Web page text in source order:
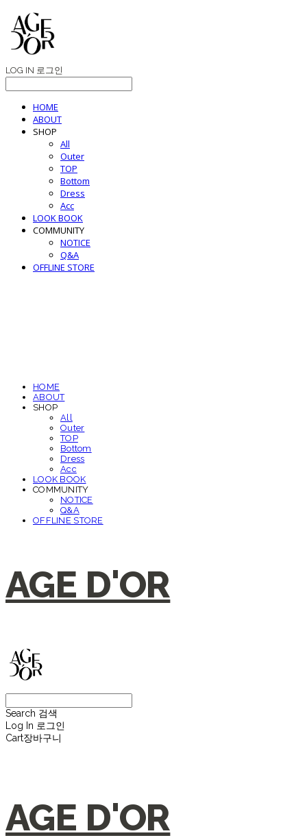
LOG IN 로그인
HOME
ABOUT
SHOP
All
Outer
TOP
Bottom
Dress
Acc
LOOK BOOK
COMMUNITY
NOTICE
Q&A
OFFLINE STORE
HOME
ABOUT
SHOP
All
Outer
TOP
Bottom
Dress
Acc
LOOK BOOK
COMMUNITY
NOTICE
Q&A
OFFLINE STORE
AGE D'OR
Search 검색
Log In 로그인
Cart장바구니
AGE D'OR